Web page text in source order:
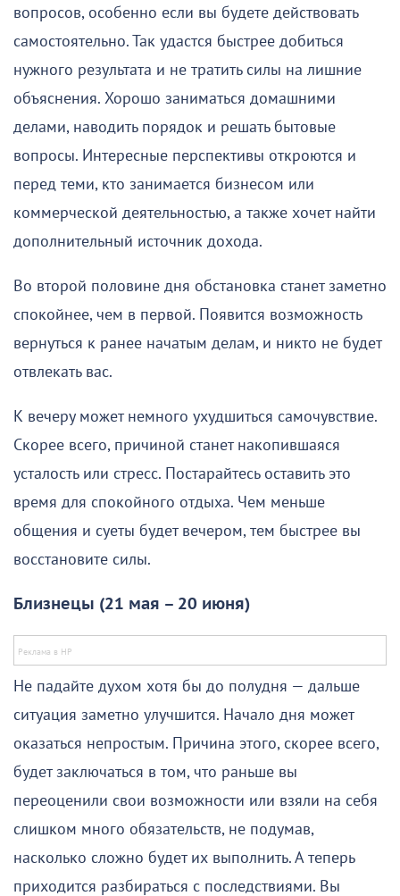
вопросов, особенно если вы будете действовать
самостоятельно. Так удастся быстрее добиться
нужного результата и не тратить силы на лишние
объяснения. Хорошо заниматься домашними
делами, наводить порядок и решать бытовые
вопросы. Интересные перспективы откроются и
перед теми, кто занимается бизнесом или
коммерческой деятельностью, а также хочет найти
дополнительный источник дохода.
Во второй половине дня обстановка станет заметно
спокойнее, чем в первой. Появится возможность
вернуться к ранее начатым делам, и никто не будет
отвлекать вас.
К вечеру может немного ухудшиться самочувствие.
Скорее всего, причиной станет накопившаяся
усталость или стресс. Постарайтесь оставить это
время для спокойного отдыха. Чем меньше
общения и суеты будет вечером, тем быстрее вы
восстановите силы.
Близнецы (21 мая – 20 июня)
Не падайте духом хотя бы до полудня — дальше
ситуация заметно улучшится. Начало дня может
оказаться непростым. Причина этого, скорее всего,
будет заключаться в том, что раньше вы
переоценили свои возможности или взяли на себя
слишком много обязательств, не подумав,
насколько сложно будет их выполнить. А теперь
приходится разбираться с последствиями. Вы